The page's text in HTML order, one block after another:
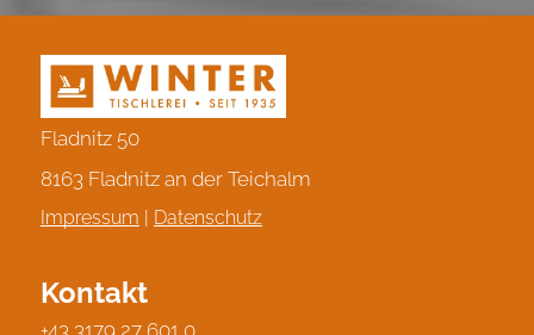
Fladnitz 50
8163 Fladnitz an der Teichalm
Impressum Datenschutz
Kontakt